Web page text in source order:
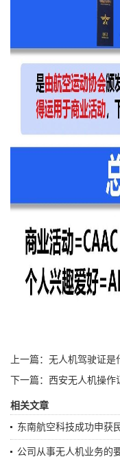
上一篇：无人机驾驶证是
下一篇：西安无人机操作
相关文章
东南航空科技成功申获
公司从事无人机业务的